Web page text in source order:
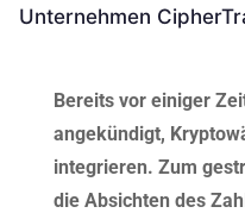
Bereits vor einiger
angekündigt,
integrieren. Zum
die Absichten des